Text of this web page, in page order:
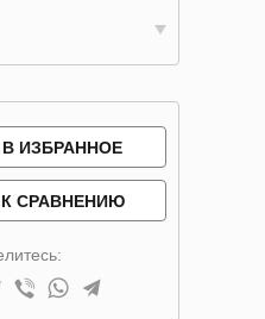
ИЗБРАННОЕ
СРАВНЕНИЮ